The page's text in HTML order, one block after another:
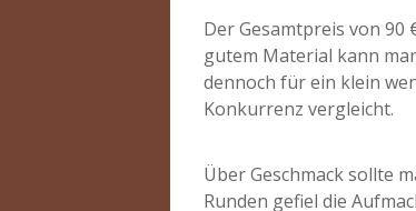
Der Gesamtpreis von 90
gutem Material kann
dennoch für ein klein
Konkurrenz vergleicht.
Über Geschmack sollte
Runden gefiel die